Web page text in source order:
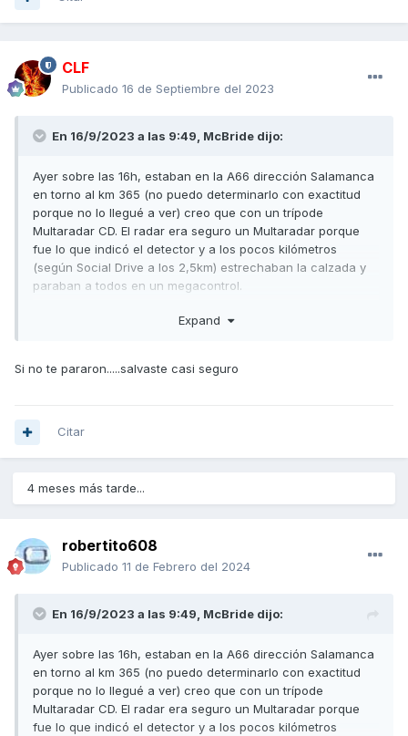
CLF
Publicado 16 de Septiembre del 2023
En 16/9/2023 a las 9:49, McBride dijo:
Ayer sobre las 16h, estaban en la A66 dirección Salamanca
en torno al km 365 (no puedo determinarlo con exactitud
porque no lo llegué a ver) creo que con un trípode
Multaradar CD. El radar era seguro un Multaradar porque
fue lo que indicó el detector y a los pocos kilómetros
(según Social Drive a los 2,5km) estrechaban la calzada y
paraban a todos en un megacontrol.
tablets. Saturados. Ya no paraban a más.
Expand
Si no te pararon.....salvaste casi seguro
Citar
4 meses más tarde...
robertito608
Publicado 11 de Febrero del 2024
En 16/9/2023 a las 9:49, McBride dijo:
Ayer sobre las 16h, estaban en la A66 dirección Salamanca
en torno al km 365 (no puedo determinarlo con exactitud
porque no lo llegué a ver) creo que con un trípode
Multaradar CD. El radar era seguro un Multaradar porque
fue lo que indicó el detector y a los pocos kilómetros